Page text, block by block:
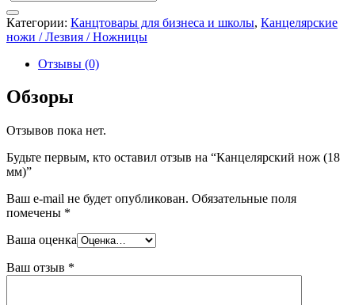
Категории: Канцтовары для бизнеса и школы, Канцелярские
ножи / Лезвия / Ножницы
Отзывы (0)
Обзоры
Отзывов пока нет.
Будьте первым, кто оставил отзыв на “Канцелярский нож (18
мм)”
Ваш e-mail не будет опубликован. Обязательные поля
помечены *
Ваша оценка
Ваш отзыв *